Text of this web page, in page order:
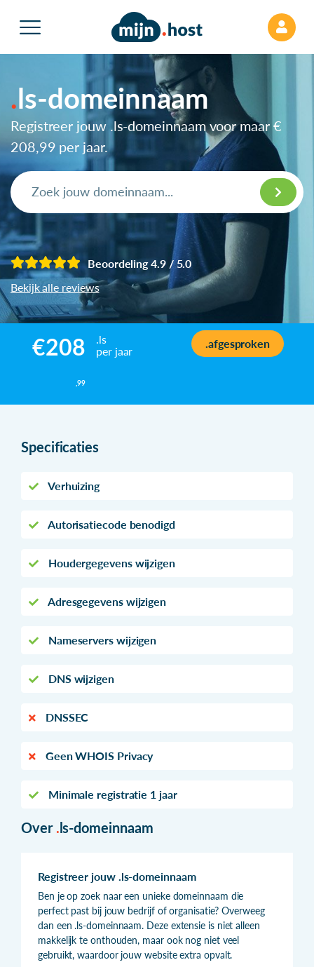
ls-domeinnaam
Registreer jouw .ls-domeinnaam voor maar €
208,99 per jaar.
Beoordeling 4.9 / 5.0
Bekijk alle reviews
€208
,99
.ls
per jaar
.afgesproken
Specificaties
Verhuizing
Autorisatiecode benodigd
Houdergegevens wijzigen
Adresgegevens wijzigen
Nameservers wijzigen
DNS wijzigen
DNSSEC
Geen WHOIS Privacy
Minimale registratie 1 jaar
Over .ls-domeinnaam
Registreer jouw .ls-domeinnaam
Ben je op zoek naar een unieke domeinnaam die
perfect past bij jouw bedrijf of organisatie? Overweeg
dan een .ls-domeinnaam. Deze extensie is niet alleen
makkelijk te onthouden, maar ook nog niet veel
gebruikt, waardoor jouw website extra opvalt.